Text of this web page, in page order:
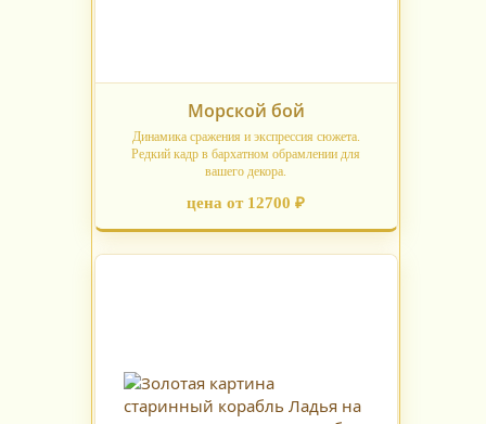
Морской бой
Динамика сражения и экспрессия сюжета.
Редкий кадр в бархатном обрамлении для
вашего декора.
цена от 12700 ₽